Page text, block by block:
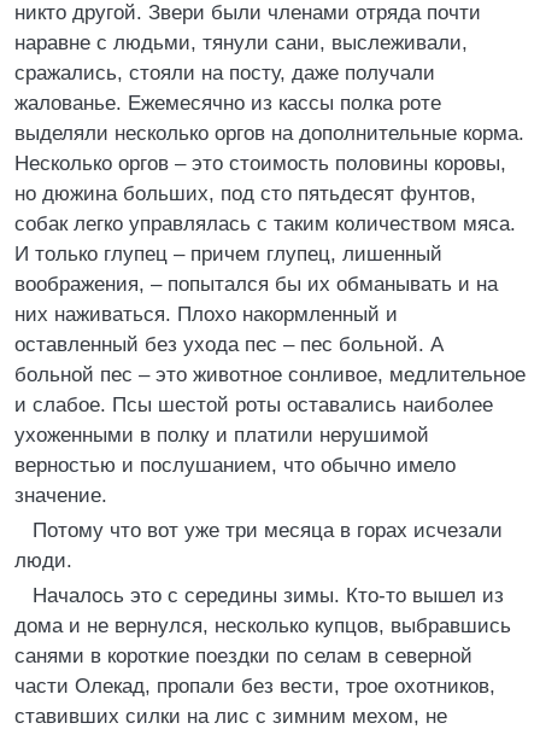
никто другой. Звери были членами отряда почти
наравне с людьми, тянули сани, выслеживали,
сражались, стояли на посту, даже получали
жалованье. Ежемесячно из кассы полка роте
выделяли несколько оргов на дополнительные корма.
Несколько оргов – это стоимость половины коровы,
но дюжина больших, под сто пятьдесят фунтов,
собак легко управлялась с таким количеством мяса.
И только глупец – причем глупец, лишенный
воображения, – попытался бы их обманывать и на
них наживаться. Плохо накормленный и
оставленный без ухода пес – пес больной. А
больной пес – это животное сонливое, медлительное
и слабое. Псы шестой роты оставались наиболее
ухоженными в полку и платили нерушимой
верностью и послушанием, что обычно имело
значение.
Потому что вот уже три месяца в горах исчезали
люди.
Началось это с середины зимы. Кто-то вышел из
дома и не вернулся, несколько купцов, выбравшись
санями в короткие поездки по селам в северной
части Олекад, пропали без вести, трое охотников,
ставивших силки на лис с зимним мехом, не